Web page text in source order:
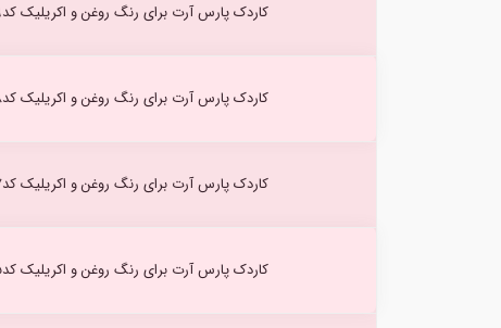
کاردک پارس آرت برای رنگ روغن و اکریلیک کد۹
کاردک پارس آرت برای رنگ روغن و اکریلیک کد۸
کاردک پارس آرت برای رنگ روغن و اکریلیک کد۷
کاردک پارس آرت برای رنگ روغن و اکریلیک کد۵